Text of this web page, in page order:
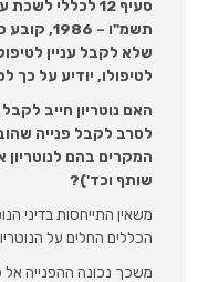
סעיף 12 לכללי
תשמ"ו –
שלא לקבל עניין
לטיפולו, יודיע על כך
האם נוטריון חייב
לסרב לקבל פנייה
המקרים בהם לנוטריון
שותף וכד')?
​משאין התייחסות בדיני
הכללים החלים על
משכך נכונה ההפנייה אל